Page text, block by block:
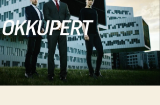
Norvégiát
bejegyzéshez